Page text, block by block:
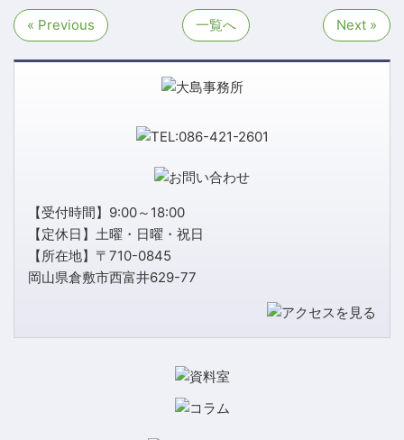
« Previous 一覧へ Next »
【受付時間】9:00～18:00
【定休日】土曜・日曜・祝日
【所在地】〒710-0845
岡山県倉敷市西富井629-77